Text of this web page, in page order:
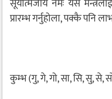
सूर्यात्मजाय नमः यस
प्रारम्भ गर्नुहोला, पक्कै पनि
कुम्भ (गु, गे, गो, सा, सि, सु, से,